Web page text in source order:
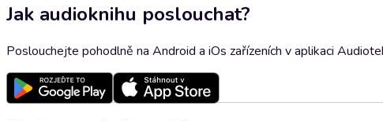
Jak audioknihu poslouchat?
Poslouchejte pohodlně na Android a iOs zařízeních v aplikaci